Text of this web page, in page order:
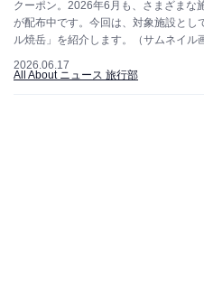
クーポン。2026年6月も、さまざまな
が配布中です。今回は、対象施設とし
ル焼岳」を紹介します。（サムネイル
2026.06.17
All About ニュース 旅行部